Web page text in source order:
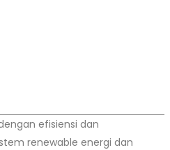
efisiensi dan
renewable energi dan